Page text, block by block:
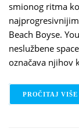
smionog ritma
Beach Boyse.
neslužbene
označava njihov
PROČITAJ VIŠE